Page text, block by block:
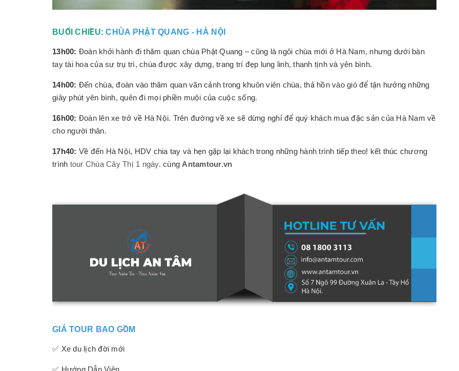
BUỔI CHIỀU:CHÙA PHẬT QUANG - HÀ NỘI
13h00: Đoàn khởi hành đi thăm quan chùa Phật Quang – cũng là ngôi chùa mới ở Hà Nam, nhưng dưới bàn
tay tài hoa của sư trụ trì, chùa được xây dựng, trang trí đẹp lung linh, thanh tịnh và yên bình.
14h00: Đến chùa, đoàn vào thăm quan vãn cảnh trong khuôn viên chùa, thả hồn vào gió để tận hưởng những
giây phút yên bình, quên đi mọi phiền muội của cuộc sống.
16h00: Đoàn lên xe trở về Hà Nội. Trên đường về xe sẽ dừng nghỉ để quý khách mua đặc sản của Hà Nam về
cho người thân.
17h40: Về đến Hà Nội, HDV chia tay và hẹn gặp lại khách trong những hành trình tiếp theo! kết thúc chương
trình tour Chùa Cây Thị 1 ngày. cùngAntamtour.vn
GIÁ TOUR BAO GỒM
✅ Xe du lịch đời mới